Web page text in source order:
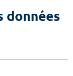
données